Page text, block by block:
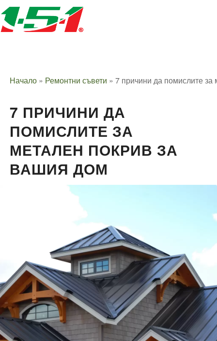
Начало » Ремонтни съвети » 7 причини да помислите
7 ПРИЧИНИ ДА
ПОМИСЛИТЕ ЗА
МЕТАЛЕН ПОКРИВ ЗА
ВАШИЯ ДОМ